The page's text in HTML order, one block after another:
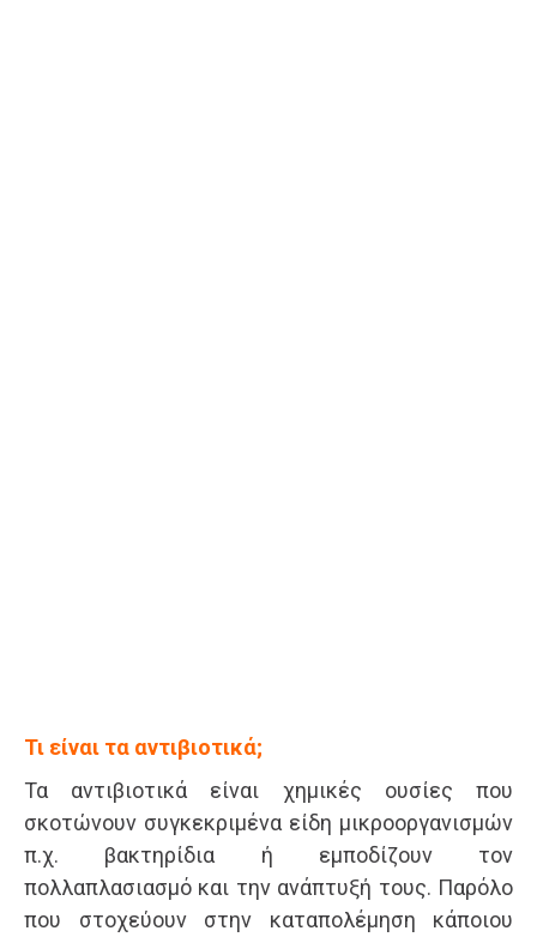
Τι είναι τα αντιβιοτικά;
Τα αντιβιοτικά είναι χημικές ουσίες που
σκοτώνουν συγκεκριμένα είδη μικροοργανισμών
π.χ. βακτηρίδια ή εμποδίζουν τον
πολλαπλασιασμό και την ανάπτυξή τους. Παρόλο
που στοχεύουν στην καταπολέμηση κάποιου